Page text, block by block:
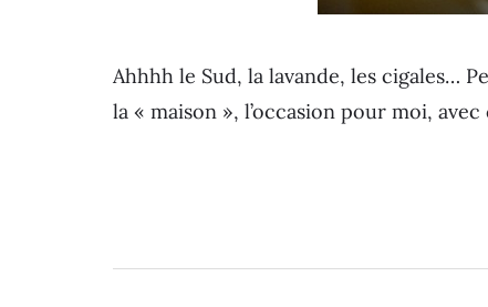
Ahhhh le Sud, la lavande, les cigales…
la « maison », l’occasion pour moi,